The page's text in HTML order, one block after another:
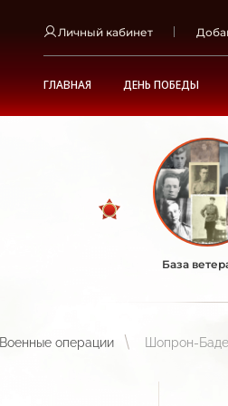
Личный кабинет
ГЛАВНАЯ ДЕНЬ ПОБЕДЫ
База
Военные операции Шопрон-